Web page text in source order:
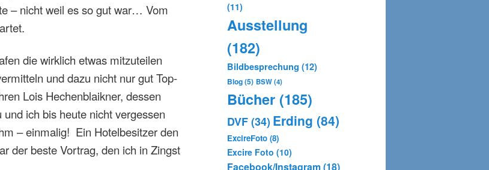
– nicht weil es so gut war… Vom
die wirklich etwas mitzuteilen
und dazu nicht nur gut Top-
Lois Hechenblaikner, dessen
ich bis heute nicht vergessen
– einmalig! Ein Hotelbesitzer den
der beste Vortrag, den ich in Zingst
(11)
Ausstellung
(182)
Bildbesprechung (12)
Blog(5) BSW(4)
Bücher (185)
DVF (34) Erding (84)
ExcireFoto (8)
Excire Foto (10)
Facebook/Instagram (18)